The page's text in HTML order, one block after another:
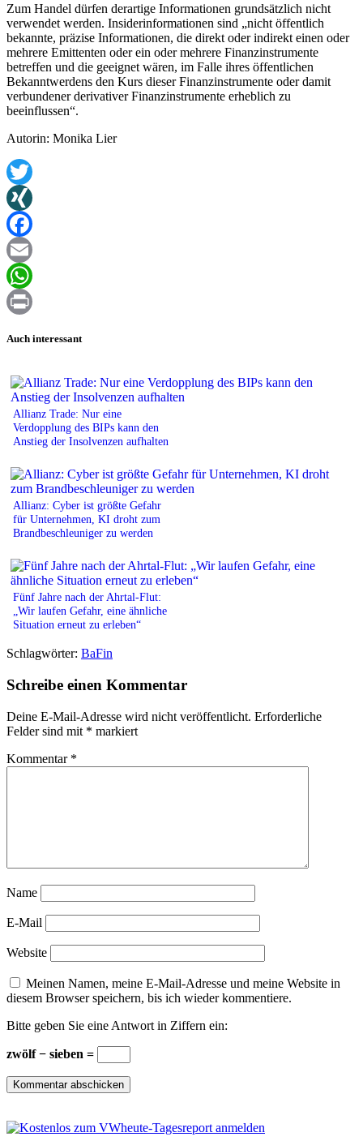
Zum Handel dürfen derartige Informationen grundsätzlich nicht
verwendet werden. Insiderinformationen sind „nicht öffentlich
bekannte, präzise Informationen, die direkt oder indirekt einen oder
mehrere Emittenten oder ein oder mehrere Finanzinstrumente
betreffen und die geeignet wären, im Falle ihres öffentlichen
Bekanntwerdens den Kurs dieser Finanzinstrumente oder damit
verbundener derivativer Finanzinstrumente erheblich zu
beeinflussen“.
Autorin: Monika Lier
Twitter
XING
Facebook
Email
WhatsApp
Auch interessant
Allianz Trade: Nur eine
Verdopplung des BIPs kann den
Anstieg der Insolvenzen aufhalten
Allianz: Cyber ist größte Gefahr
für Unternehmen, KI droht zum
Brandbeschleuniger zu werden
Fünf Jahre nach der Ahrtal-Flut:
„Wir laufen Gefahr, eine ähnliche
Situation erneut zu erleben“
Schlagwörter: BaFin
Schreibe einen Kommentar
Deine E-Mail-Adresse wird nicht veröffentlicht. Erforderliche
Felder sind mit * markiert
Kommentar *
Name
E-Mail
Website
Meinen Namen, meine E-Mail-Adresse und meine Website in
diesem Browser speichern, bis ich wieder kommentiere.
Bitte geben Sie eine Antwort in Ziffern ein:
zwölf − sieben =